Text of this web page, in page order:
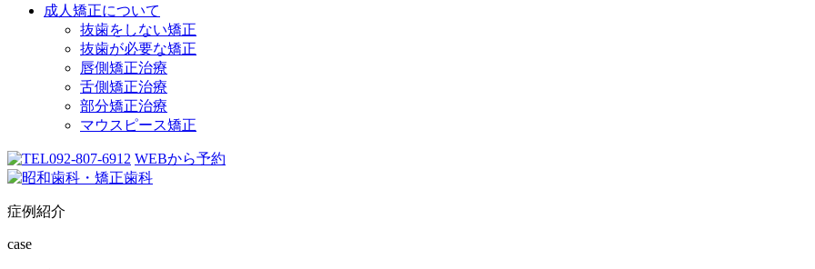
成人矯正について
抜歯をしない矯正
抜歯が必要な矯正
唇側矯正治療
舌側矯正治療
部分矯正治療
マウスピース矯正
092-807-6912 WEBから予約
症例紹介
case